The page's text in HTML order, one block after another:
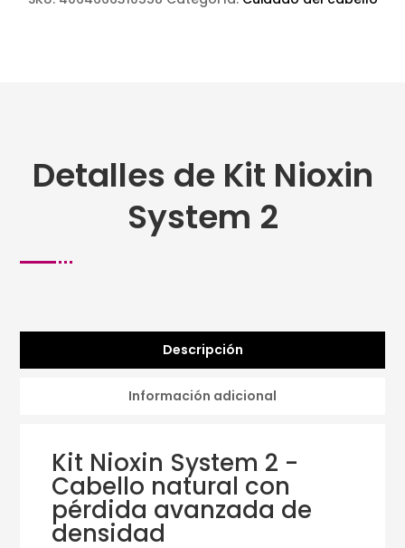
Detalles de Kit Nioxin
System 2
Descripción
Información adicional
Kit Nioxin System 2 -
Cabello natural con
pérdida avanzada de
densidad